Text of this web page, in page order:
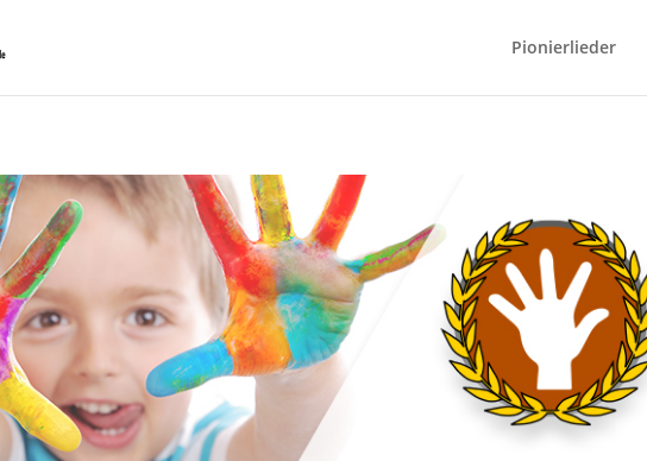
Pionierlieder